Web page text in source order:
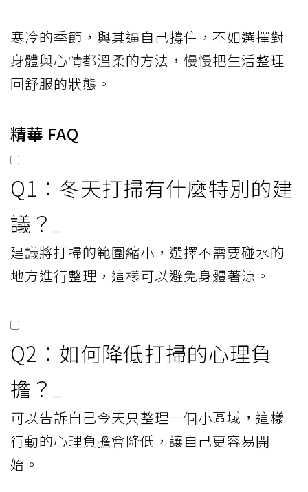
寒冷的季節，與其逼自己撐住，不如選擇對
身體與心情都溫柔的方法，慢慢把生活整理
回舒服的狀態。
精華 FAQ
Q1：冬天打掃有什麼特別的建
議？
建議將打掃的範圍縮小，選擇不需要碰水的
地方進行整理，這樣可以避免身體著涼。
Q2：如何降低打掃的心理負
擔？
可以告訴自己今天只整理一個小區域，這樣
行動的心理負擔會降低，讓自己更容易開
始。